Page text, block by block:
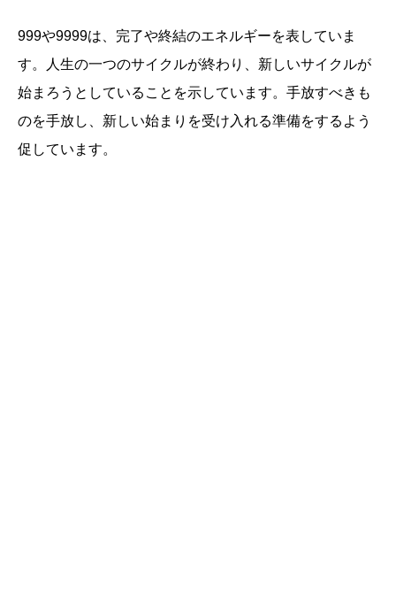
999や9999は、完了や終結のエネルギーを表していま
す。人生の一つのサイクルが終わり、新しいサイクルが
始まろうとしていることを示しています。手放すべきも
のを手放し、新しい始まりを受け入れる準備をするよう
促しています。